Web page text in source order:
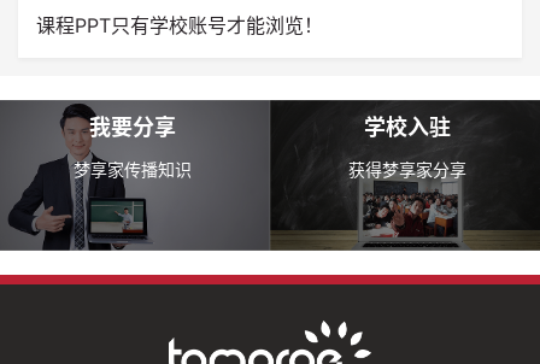
课程PPT只有学校账号才能浏览！
我要分享
梦享家传播知识
学校入驻
获得梦享家分享